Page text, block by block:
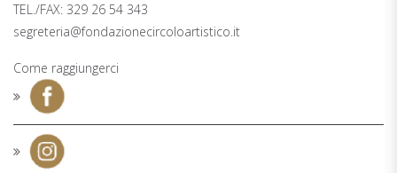
TEL./FAX: 329 26 54 343
segreteria@fondazionecircoloartistico.it
Come raggiungerci